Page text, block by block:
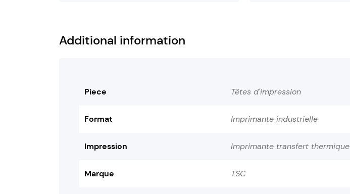
Additional information
Piece Têtes d'impression
Format Imprimante industrielle
Impression Imprimante transfert thermique
Marque TSC